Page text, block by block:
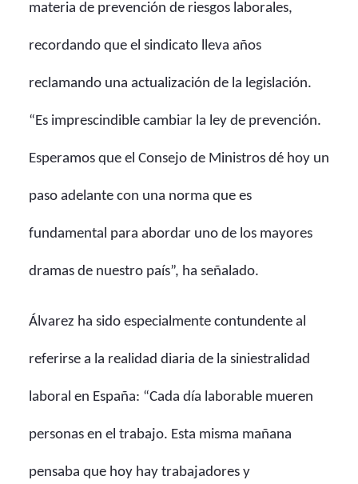
materia de prevención de riesgos laborales,
recordando que el sindicato lleva años
reclamando una actualización de la legislación.
“Es imprescindible cambiar la ley de prevención.
Esperamos que el Consejo de Ministros dé hoy un
paso adelante con una norma que es
fundamental para abordar uno de los mayores
dramas de nuestro país”, ha señalado.
Álvarez ha sido especialmente contundente al
referirse a la realidad diaria de la siniestralidad
laboral en España: “Cada día laborable mueren
personas en el trabajo. Esta misma mañana
pensaba que hoy hay trabajadores y